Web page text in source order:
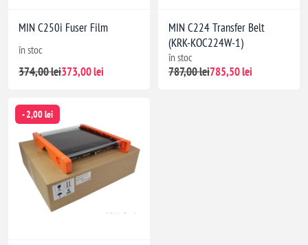
MIN C250i Fuser Film
în stoc
374,00 lei373,00 lei
MIN C224 Transfer Belt
(KRK-KOC224W-1)
în stoc
787,00 lei785,50 lei
- 2,00 lei